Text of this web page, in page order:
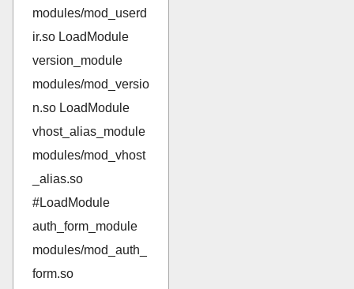
modules/mod_userd
ir.so LoadModule
version_module
modules/mod_versio
n.so LoadModule
vhost_alias_module
modules/mod_vhost
_alias.so
#LoadModule
auth_form_module
modules/mod_auth_
form.so